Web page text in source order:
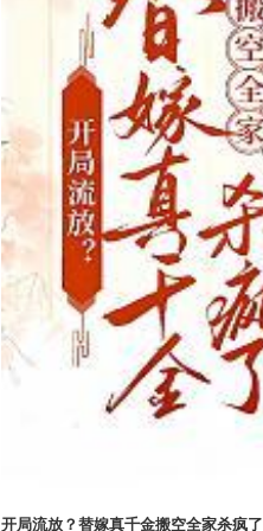
开局流放？替嫁真千金搬空全家杀疯了